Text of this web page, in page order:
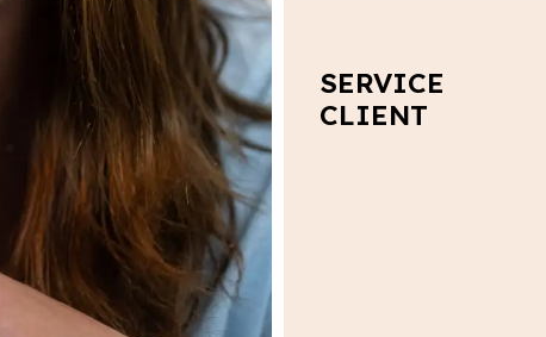
SERVICE
CLIENT